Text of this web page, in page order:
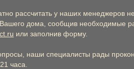
рассчитать у наших менеджеров
дома, сообщив необходимые
или заполнив форму.
наши специалисты рады
часа.